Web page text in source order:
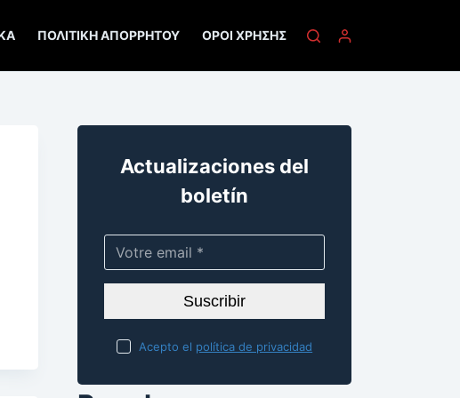
ΠΟΛΙΤΙΚΉ ΑΠΟΡΡΉΤΟΥ ΌΡΟΙ ΧΡΉΣΗΣ
Actualizaciones del
boletín
Acepto el política de privacidad
Suscribir